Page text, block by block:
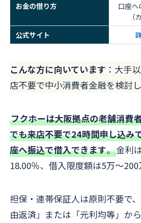
お金の借り方
口座へ
（
公式サイト
こんな方に向いています ：大手
店不要で中小消費者金融を検討
フクホーは大阪拠点の老舗消費
でも来店不要で24時間申し込み
座へ振込で借入できます。金利
18.00％、借入限度額は5万～200
担保・連帯保証人は原則不要で
由返済」または「元利均等」か